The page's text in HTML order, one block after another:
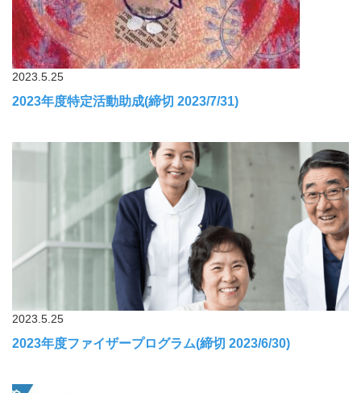
2023.5.25
2023年度特定活動助成(締切 2023/7/31)
2023.5.25
2023年度ファイザープログラム(締切 2023/6/30)